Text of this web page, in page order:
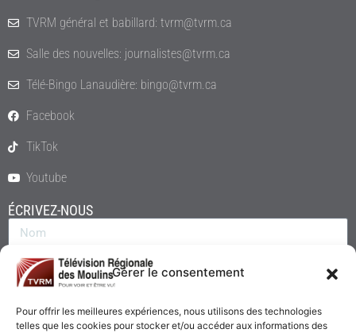
Gérer le consentement
Pour offrir les meilleures expériences, nous utilisons des technologies
telles que les cookies pour stocker et/ou accéder aux informations des
TVRM général et babillard: tvrm@tvrm.ca
Salle des nouvelles: journalistes@tvrm.ca
Télé-Bingo Lanaudière: bingo@tvrm.ca
Facebook
TikTok
Youtube
ÉCRIVEZ-NOUS